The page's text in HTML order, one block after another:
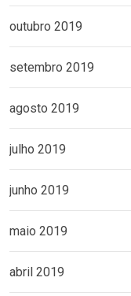
outubro 2019
setembro 2019
agosto 2019
julho 2019
junho 2019
maio 2019
abril 2019